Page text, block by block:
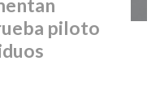
piloto